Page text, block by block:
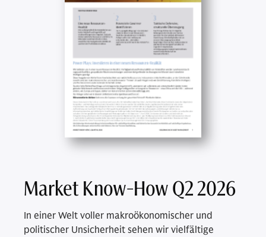
Market Know-How Q2 2026
In einer Welt voller makroökonomischer und
politischer Unsicherheit sehen wir vielfältige